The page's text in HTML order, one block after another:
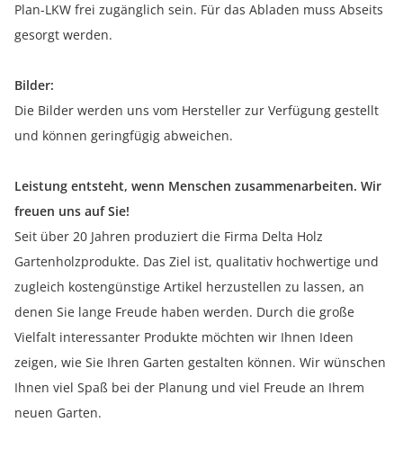
Plan-LKW frei zugänglich sein. Für das Abladen muss Abseits
gesorgt werden.
Bilder:
Die Bilder werden uns vom Hersteller zur Verfügung gestellt
und können geringfügig abweichen.
Leistung entsteht, wenn Menschen zusammenarbeiten. Wir
freuen uns auf Sie!
Seit über 20 Jahren produziert die Firma Delta Holz
Gartenholzprodukte. Das Ziel ist, qualitativ hochwertige und
zugleich kostengünstige Artikel herzustellen zu lassen, an
denen Sie lange Freude haben werden. Durch die große
Vielfalt interessanter Produkte möchten wir Ihnen Ideen
zeigen, wie Sie Ihren Garten gestalten können. Wir wünschen
Ihnen viel Spaß bei der Planung und viel Freude an Ihrem
neuen Garten.